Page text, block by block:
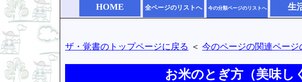
HOME 全ページのリストへ 今の分類ページのリストへ 生
ザ・覚書のトップページに戻る ＜ 今のページの関連ページ
お米のとぎ方（美味し